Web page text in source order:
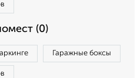
(0)
Гаражные боксы